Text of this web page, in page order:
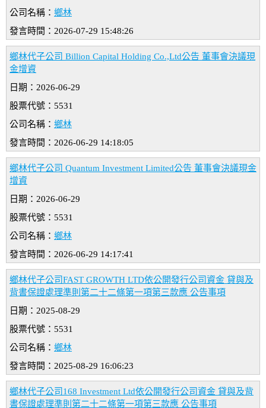
公司名稱： 鄉林
發言時間：2026-07-29 15:48:26
鄉林代子公司 Billion Capital Holding Co.,Ltd公告 董事會決議現
金增資
日期：2026-06-29
股票代號：5531
公司名稱： 鄉林
發言時間：2026-06-29 14:18:05
鄉林代子公司 Quantum Investment Limited公告 董事會決議現金
增資
日期：2026-06-29
股票代號：5531
公司名稱： 鄉林
發言時間：2026-06-29 14:17:41
鄉林代子公司FAST GROWTH LTD依公開發行公司資金 貸與及
背書保證處理準則第二十二條第一項第三款應 公告事項
日期：2025-08-29
股票代號：5531
公司名稱： 鄉林
發言時間：2025-08-29 16:06:23
鄉林代子公司168 Investment Ltd依公開發行公司資金 貸與及背
書保證處理準則第二十二條第一項第三款應 公告事項